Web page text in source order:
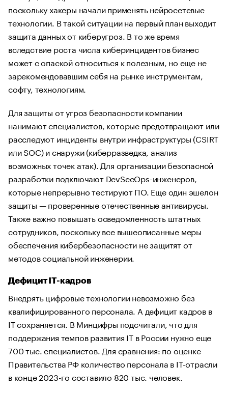
поскольку хакеры начали применять нейросетевые
технологии. В такой ситуации на первый план выходит
защита данных от киберугроз. В то же время
вследствие роста числа киберинцидентов бизнес
может с опаской относиться к полезным, но еще не
зарекомендовавшим себя на рынке инструментам,
софту, технологиям.
Для защиты от угроз безопасности компании
нанимают специалистов, которые предотвращают или
расследуют инциденты внутри инфраструктуры (CSIRT
или SOC) и снаружи (киберразведка, анализ
возможных точек атак). Для организации безопасной
разработки подключают DevSecOps-инженеров,
которые непрерывно тестируют ПО. Еще один эшелон
защиты — проверенные отечественные антивирусы.
Также важно повышать осведомленность штатных
сотрудников, поскольку все вышеописанные меры
обеспечения кибербезопасности не защитят от
методов социальной инженерии.
Дефицит IT-кадров
Внедрять цифровые технологии невозможно без
квалифицированного персонала. А дефицит кадров в
IT сохраняется. В Минцифры подсчитали, что для
поддержания темпов развития IT в России нужно еще
700 тыс. специалистов. Для сравнения: по оценке
Правительства РФ количество персонала в IT-отрасли
в конце 2023-го составило 820 тыс. человек.